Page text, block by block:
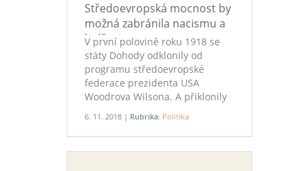
Středoevropská mocnost by
možná zabránila nacismu a
bolševismu
V první polovině roku 1918 se
státy Dohody odklonily od
programu středoevropské
federace prezidenta USA
Woodrova Wilsona. A přiklonily
se k francouzskému „cordon
sanitaire“ neuhájitelných států,
z nějž vznikla i Československá
republika. Ty se ale následně
6. 11. 2018 | Rubrika: Politika